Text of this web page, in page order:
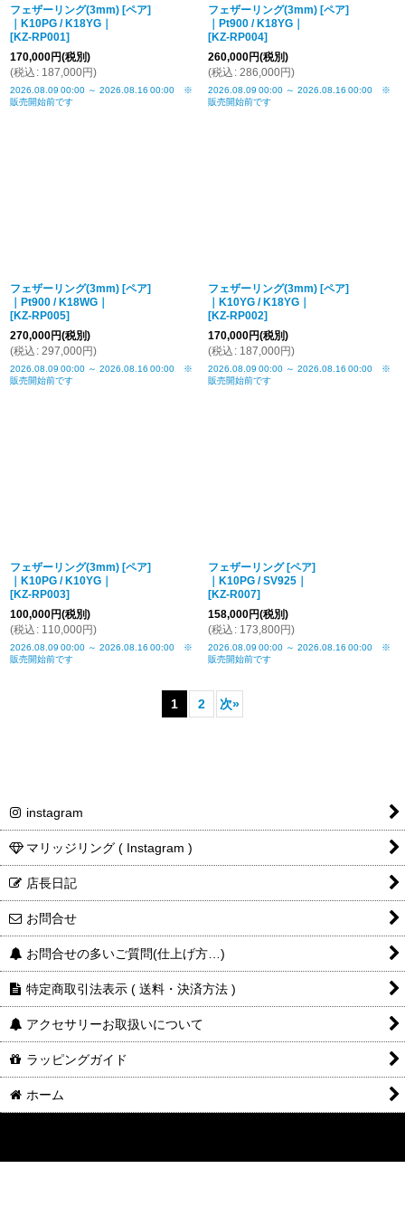
フェザーリング(3mm) [ペア]
｜K10PG / K18YG｜
[KZ-RP001]
170,000円(税別)
(税込 : 187,000円)
2026.08.09 00:00 ～ 2026.08.16 00:00 ※
販売開始前です
フェザーリング(3mm) [ペア]
｜Pt900 / K18YG｜
[KZ-RP004]
260,000円(税別)
(税込 : 286,000円)
2026.08.09 00:00 ～ 2026.08.16 00:00 ※
販売開始前です
フェザーリング(3mm) [ペア]
｜Pt900 / K18WG｜
[KZ-RP005]
270,000円(税別)
(税込 : 297,000円)
2026.08.09 00:00 ～ 2026.08.16 00:00 ※
販売開始前です
フェザーリング(3mm) [ペア]
｜K10YG / K18YG｜
[KZ-RP002]
170,000円(税別)
(税込 : 187,000円)
2026.08.09 00:00 ～ 2026.08.16 00:00 ※
販売開始前です
フェザーリング(3mm) [ペア]
｜K10PG / K10YG｜
[KZ-RP003]
100,000円(税別)
(税込 : 110,000円)
2026.08.09 00:00 ～ 2026.08.16 00:00 ※
販売開始前です
フェザーリング [ペア]
｜K10PG / SV925｜
[KZ-R007]
158,000円(税別)
(税込 : 173,800円)
2026.08.09 00:00 ～ 2026.08.16 00:00 ※
販売開始前です
1 2 次»
instagram
マリッジリング ( Instagram )
店長日記
お問合せ
お問合せの多いご質問(仕上げ方…)
特定商取引法表示 ( 送料・決済方法 )
アクセサリーお取扱いについて
ラッピングガイド
ホーム